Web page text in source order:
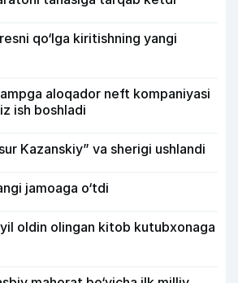
qo‘lga kiritishning yangi
aloqador neft kompaniyasi
ish boshladi
Kazanskiy” va sherigi ushlandi
jamoaga o‘tdi
oldin olingan kitob kutubxonaga